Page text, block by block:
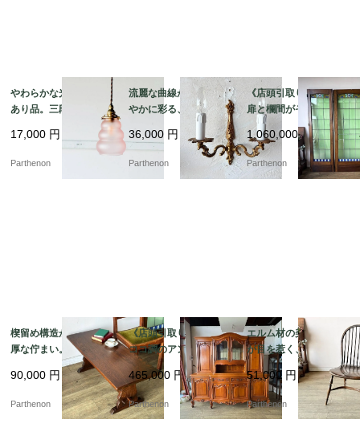
やわらかな光を灯す訳
あり品。三段フォルム
が愛らしいピンクガラ
スのペンダントライト
【8520-4】
17,000 円
Parthenon
流麗な曲線が壁面を華
やかに彩る、金色の装
飾が優雅に映える2灯式
ウォールランプ【222
7】
36,000 円
Parthenon
《店頭引取り限定》3枚
扉と欄間がそろう希少
な建具。花文様のステ
ンドグラスを彩る大型
ドアセット【03433】
1,060,000円
Parthenon
楔留め構造が映える重
厚な佇まい。力強いオ
ークの木目を楽しむコ
ーヒーテーブル【t32
90,000 円
Parthenon
《店頭引取り限定》ロ
ココ調のアンティーク
風大型キャビネット。
空間を圧倒的な気品で
彩るガラス扉付きのカ
ップボード。【k207】
465,000 円
Parthenon
エルム材の美しい木目
が目を惹く、温かみあ
る空間を演出するヴィ
ンテージ調の木製ウィ
ンザーチェア【c349】
51,000 円
Parthenon